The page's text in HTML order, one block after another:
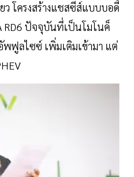
โครงสร้างแชสซีส์แบบบอดี้
RD6 ปัจจุบันที่เป็นโมโนค็
ฟูลไซซ์ เพิ่มเติมเข้ามา แต่